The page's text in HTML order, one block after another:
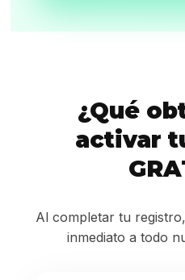
¿Qué
activar
Al completar tu
inmediato a todo